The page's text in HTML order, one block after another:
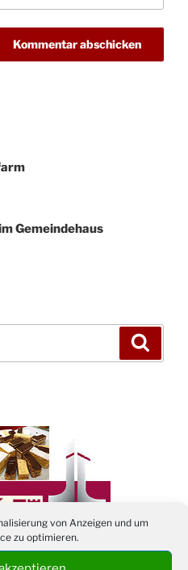
von Anzeigen und um
zu optimieren.
Gemeindehaus